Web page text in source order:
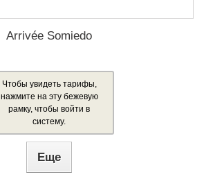
Arrivée Somiedo
Чтобы увидеть тарифы,
нажмите на эту бежевую
рамку, чтобы войти в
систему.
Еще